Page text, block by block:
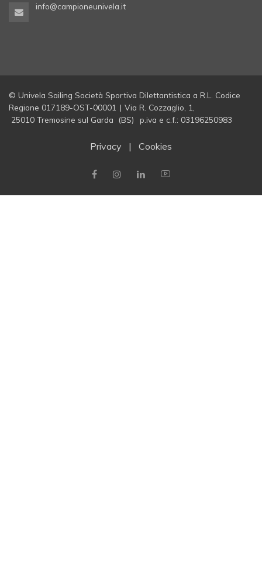
info@campioneunivela.it
© Univela Sailing Società Sportiva Dilettantistica a R.L. Codice
Regione 017189-OST-00001 | Via R. Cozzaglio, 1,
25010 Tremosine sul Garda (BS)
p.iva e c.f.: 03196250983
Privacy | Cookies